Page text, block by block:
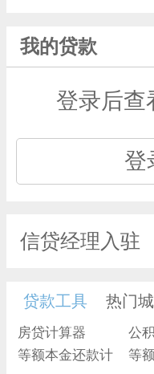
我的贷款
登录后查
登
信贷经理入驻
贷款工具 热门
房贷计算器
公
器
等额本金还款计
等